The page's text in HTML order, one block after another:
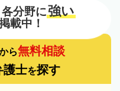
分野に強い
載中！
ら無料相談
護士を探す